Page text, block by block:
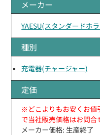
メーカー
YAESU(スタンダードホ
種別
充電器(チャージャー)
定価
※どこよりもお安くお値
で当社販売価格はお問合
メーカー価格: 生産終了